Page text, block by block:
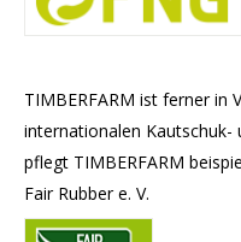
TIMBERFARM ist ferner in
internationalen Kautschuk-
pflegt TIMBERFARM
Fair Rubber e. V.